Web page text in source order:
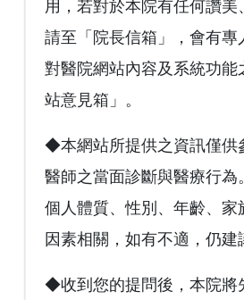
用，若對於本院有任何讚美
請至「院長信箱」，會有專
對醫院網站內容及系統功能
站意見箱」。
◆本網站所提供之資訊僅供
醫師之當面診斷與醫療行為
個人體質、性別、年齡、家
因素相關，如有不適，仍建
◆收到您的提問後，本院將